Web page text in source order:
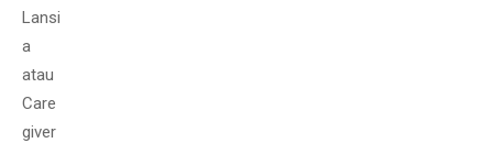
ya
na
n
Lansi
a
atau
Care
giver